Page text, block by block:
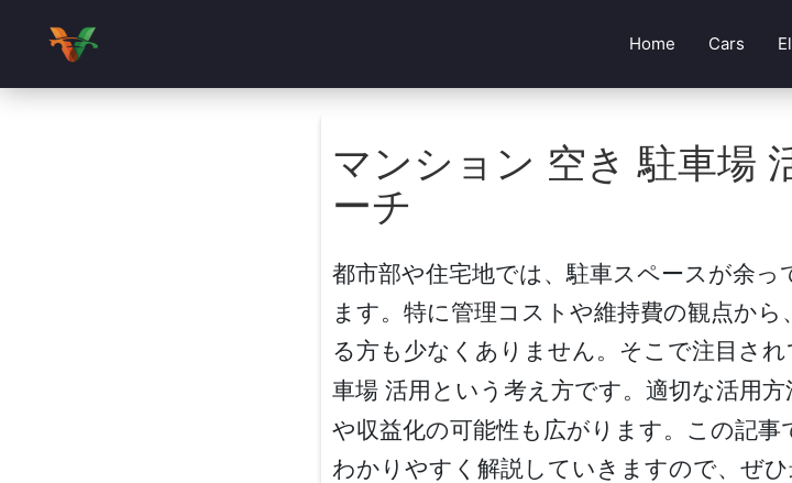
Home Cars
マンション 空き 駐車場
ーチ
都市部や住宅地では、駐車スペースが余
ます。特に管理コストや維持費の観点か
る方も少なくありません。そこで注目され
車場 活用 という考え方です。適切な活用
や収益化の可能性も広がります。この記事
わかりやすく解説していきますので、ぜひ